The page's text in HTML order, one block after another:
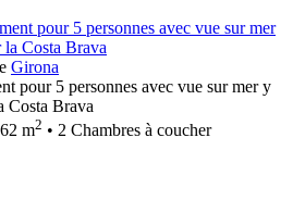
Girona
pour 5 personnes avec vue sur mer y
Costa Brava
m2 • 2 Chambres à coucher